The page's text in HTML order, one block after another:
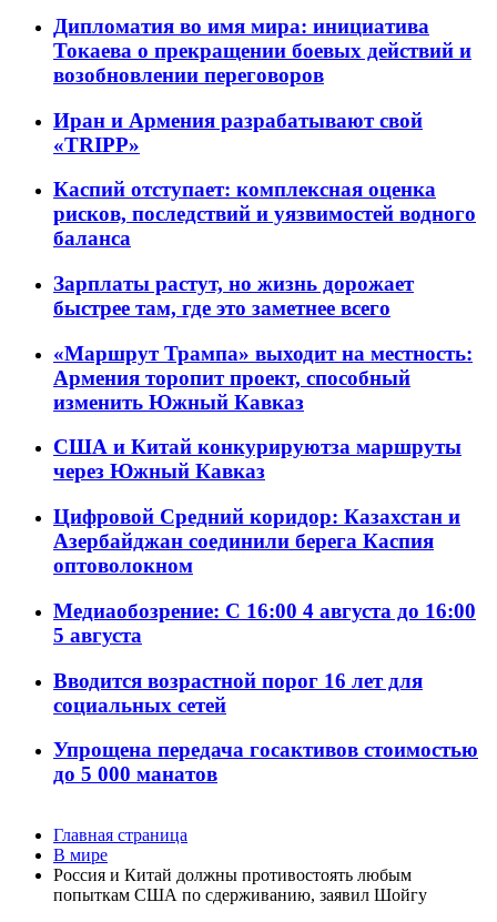
Дипломатия во имя мира: инициатива
Токаева о прекращении боевых действий и
возобновлении переговоров
Иран и Армения разрабатывают свой
«TRIPP»
Каспий отступает: комплексная оценка
рисков, последствий и уязвимостей водного
баланса
Зарплаты растут, но жизнь дорожает
быстрее там, где это заметнее всего
«Маршрут Трампа» выходит на местность:
Армения торопит проект, способный
изменить Южный Кавказ
США и Китай конкурируютза маршруты
через Южный Кавказ
Цифровой Средний коридор: Казахстан и
Азербайджан соединили берега Каспия
оптоволокном
Медиаобозрение: С 16:00 4 августа до 16:00
5 августа
Вводится возрастной порог 16 лет для
социальных сетей
Упрощена передача госактивов стоимостью
до 5 000 манатов
Главная страница
В мире
Россия и Китай должны противостоять любым
попыткам США по сдерживанию, заявил Шойгу